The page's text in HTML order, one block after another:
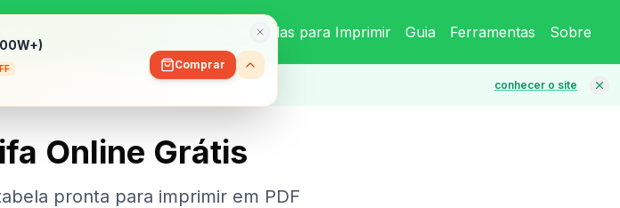
Cartelas para Imprimir Guia Ferramentas Sobre
Comprar
perfeito. conhecer o site
Online Grátis
pronta para imprimir em PDF